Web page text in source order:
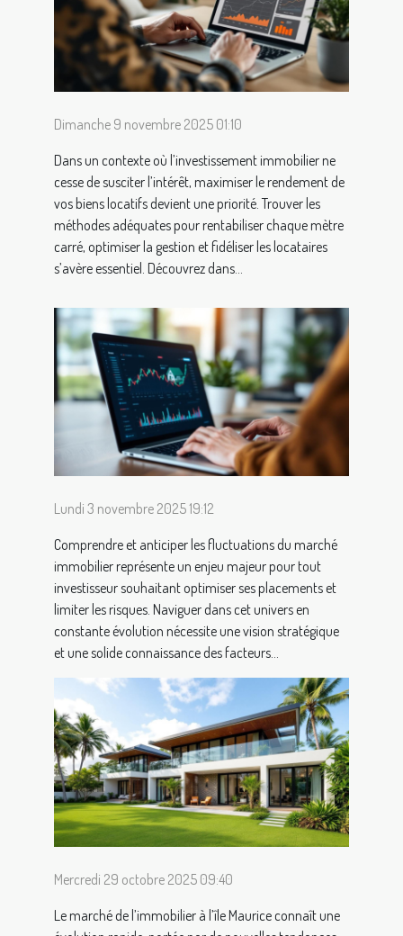
Dimanche 9 novembre 2025 01:10
Dans un contexte où l’investissement immobilier ne
cesse de susciter l’intérêt, maximiser le rendement de
vos biens locatifs devient une priorité. Trouver les
méthodes adéquates pour rentabiliser chaque mètre
carré, optimiser la gestion et fidéliser les locataires
s’avère essentiel. Découvrez dans...
Lundi 3 novembre 2025 19:12
Comprendre et anticiper les fluctuations du marché
immobilier représente un enjeu majeur pour tout
investisseur souhaitant optimiser ses placements et
limiter les risques. Naviguer dans cet univers en
constante évolution nécessite une vision stratégique
et une solide connaissance des facteurs...
Mercredi 29 octobre 2025 09:40
Le marché de l’immobilier à l’île Maurice connaît une